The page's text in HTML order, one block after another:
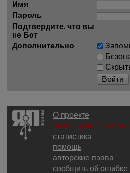
Имя
Пароль
Подтвердите, что вы
не Бот
Дополнительно
Войти
О проекте
размещение
статистика
помощь
авторские права
сообщить об ошибке